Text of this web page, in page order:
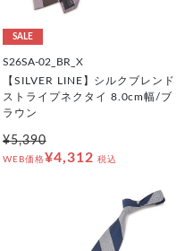
SALE
S26SA-02_BR_X
【SILVER LINE】シルクブレンド
ストライプネクタイ 8.0cm幅/ブ
ラウン
¥5,390
WEB価格¥4,312 税込